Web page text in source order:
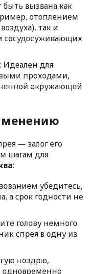
вызвана как
отоплением
так и
: Идеален для
проходами,
окружающей
— залог его
шагам для
:
убедитесь,
а срок годности не
голову немного
спрея в одну из
ноздрю,
одновременно